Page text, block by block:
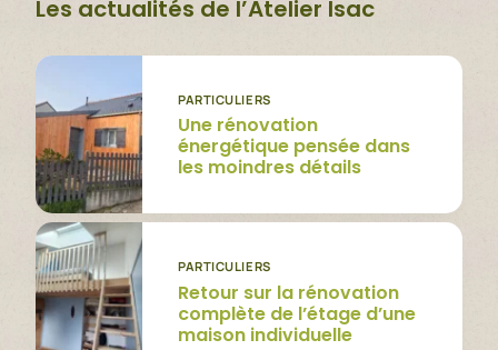
Les actualités de l’Atelier Isac
PARTICULIERS
Une rénovation
énergétique pensée dans
les moindres détails
PARTICULIERS
Retour sur la rénovation
complète de l’étage d’une
maison individuelle